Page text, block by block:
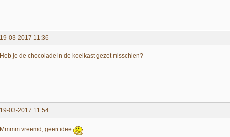
19-03-2017 11:36
Heb je de chocolade in de koelkast gezet misschien?
19-03-2017 11:54
Mmmm vreemd, geen idee